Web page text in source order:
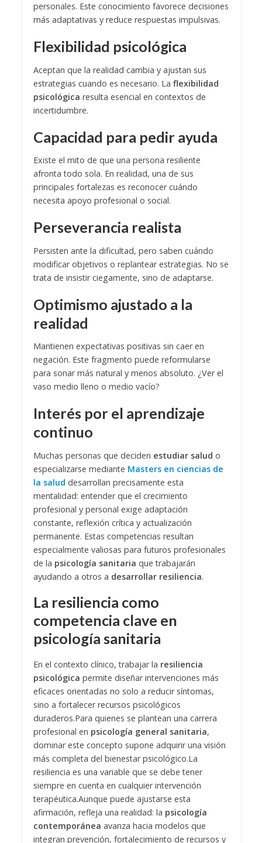
personales. Este conocimiento favorece decisiones
más adaptativas y reduce respuestas impulsivas.
Flexibilidad psicológica
Aceptan que la realidad cambia y ajustan sus
estrategias cuando es necesario. La flexibilidad
psicológica resulta esencial en contextos de
incertidumbre.
Capacidad para pedir ayuda
Existe el mito de que una persona resiliente
afronta todo sola. En realidad, una de sus
principales fortalezas es reconocer cuándo
necesita apoyo profesional o social.
Perseverancia realista
Persisten ante la dificultad, pero saben cuándo
modificar objetivos o replantear estrategias. No se
trata de insistir ciegamente, sino de adaptarse.
Optimismo ajustado a la
realidad
Mantienen expectativas positivas sin caer en
negación. Este fragmento puede reformularse
para sonar más natural y menos absoluto. ¿Ver el
vaso medio lleno o medio vacío?
Interés por el aprendizaje
continuo
Muchas personas que deciden estudiar salud o
especializarse mediante Masters en ciencias de
la salud desarrollan precisamente esta
mentalidad: entender que el crecimiento
profesional y personal exige adaptación
constante, reflexión crítica y actualización
permanente. Estas competencias resultan
especialmente valiosas para futuros profesionales
de la psicología sanitaria que trabajarán
ayudando a otros a desarrollar resiliencia.
La resiliencia como
competencia clave en
psicología sanitaria
En el contexto clínico, trabajar la resiliencia
psicológica permite diseñar intervenciones más
eficaces orientadas no solo a reducir síntomas,
sino a fortalecer recursos psicológicos
duraderos.Para quienes se plantean una carrera
profesional en psicología general sanitaria,
dominar este concepto supone adquirir una visión
más completa del bienestar psicológico.La
resiliencia es una variable que se debe tener
siempre en cuenta en cualquier intervención
terapéutica.Aunque puede ajustarse esta
afirmación, refleja una realidad: la psicología
contemporánea avanza hacia modelos que
integran prevención, fortalecimiento de recursos y